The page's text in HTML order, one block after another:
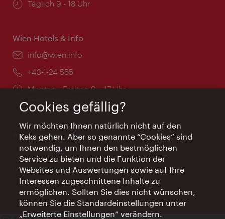
Öffnungszeiten:
Täglich 9 - 18 Uhr
Wien Hotels & Info
Email:
info@wien.info
Telefon:
+43-1-24 555
Öffnungszeiten:
Montag - Freitag 9 – 17 Uhr
Feiertags geschlossen
AI Concierge Wien
Ort:
concierge.wien.info
Öffnungszeiten:
Informationen rund um die Uhr
Cookies gefällig?
Wir möchten Ihnen natürlich nicht auf den
Keks gehen. Aber so genannte “Cookies” sind
notwendig, um Ihnen den bestmöglichen
Service zu bieten und die Funktion der
Websites und Auswertungen sowie auf Ihre
Interessen zugeschnittene Inhalte zu
ermöglichen. Sollten Sie dies nicht wünschen,
können Sie die Standardeinstellungen unter
„Erweiterte Einstellungen“ verändern.